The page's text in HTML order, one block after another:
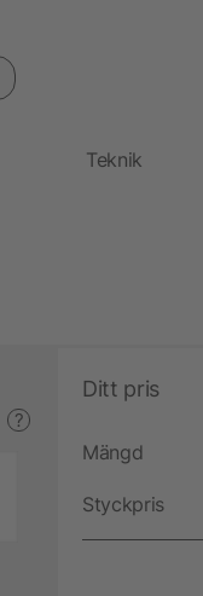
Teknik
?
Ditt pris
Mängd
Styckpris